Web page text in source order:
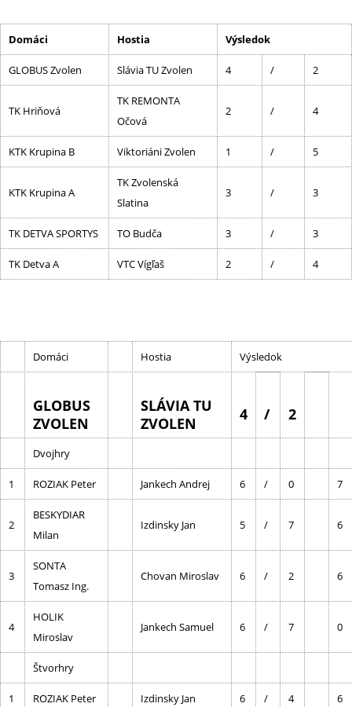
Domáci Hostia Výsledok
GLOBUS Zvolen Slávia TU Zvolen 4 / 2
TK Hriňová
TK REMONTA
Očová
2 / 4
KTK Krupina B Viktoriáni Zvolen 1 / 5
KTK Krupina A
TK Zvolenská
Slatina
3 / 3
TK DETVA SPORTYS TO Budča 3 / 3
TK Detva A VTC Vígľaš 2 / 4
Domáci Hostia Výsledok
GLOBUS
ZVOLEN
SLÁVIA TU
ZVOLEN
4 / 2
Dvojhry
1 ROZIAK Peter Jankech Andrej 6 / 0 7
2
BESKYDIAR
Milan
Izdinsky Jan 5 / 7 6
3
SONTA
Tomasz Ing.
Chovan Miroslav 6 / 2 6
4
HOLIK
Miroslav
Jankech Samuel 6 / 7 0
Štvorhry
1 ROZIAK Peter Izdinsky Jan 6 / 4 6